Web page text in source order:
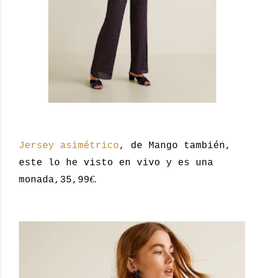
Jersey asimétrico, de Mango también,
este lo he visto en vivo y es una
monada,35,99€.